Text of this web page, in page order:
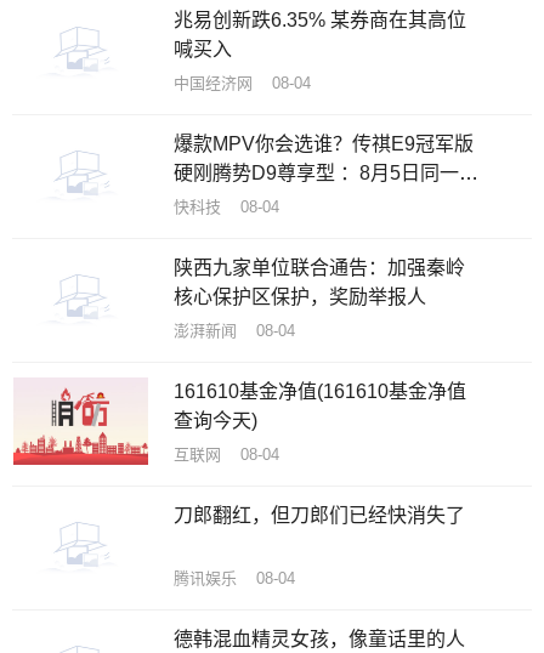
兆易创新跌6.35% 某券商在其高位
喊买入
中国经济网 08-04
爆款MPV你会选谁？传祺E9冠军版
硬刚腾势D9尊享型 ：8月5日同一天
上市
快科技 08-04
陕西九家单位联合通告：加强秦岭
核心保护区保护，奖励举报人
澎湃新闻 08-04
161610基金净值(161610基金净值
查询今天)
互联网 08-04
刀郎翻红，但刀郎们已经快消失了
腾讯娱乐 08-04
德韩混血精灵女孩，像童话里的人